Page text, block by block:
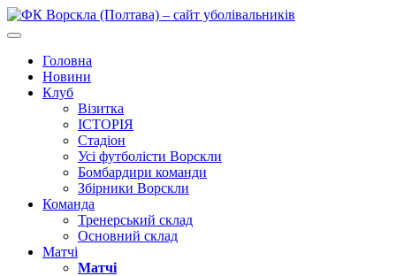
Головна
Новини
Клуб
Візитка
ІСТОРІЯ
Стадіон
Усі футболісти Ворскли
Бомбардири команди
Збірники Ворскли
Команда
Тренерський склад
Основний склад
Матчі
Матчі